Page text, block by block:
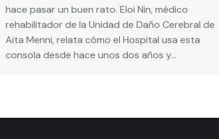
hace pasar un buen rato. Eloi Nin, médico
rehabilitador de la Unidad de Daño Cerebral de
Aita Menni, relata cómo el Hospital usa esta
consola desde hace unos dos años y…